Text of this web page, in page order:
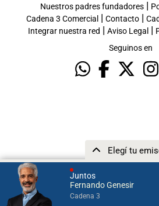
Juntos
Fernando Genesir
Cadena 3
Elegí tu
Nuestros padres fundadores|
Cadena 3 Comercial | Contacto|
Integrar nuestra red | Aviso Legal |
Seguinos en